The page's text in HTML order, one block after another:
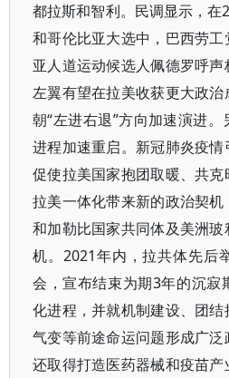
都拉斯和智利。民调显示，在
和哥伦比亚大选中，巴西劳
亚人道运动候选人佩德罗呼声
左翼有望在拉美收获更大政
朝“左进右退”方向加速演进
进程加速重启。新冠肺炎疫
促使拉美国家抱团取暖、共
拉美一体化带来新的政治契
和加勒比国家共同体及美洲
机。2021年内，拉共体先后
会，宣布结束为期3年的沉寂
化进程，并就机制建设、团
气变等前途命运问题形成广泛
还取得打造医药器械和疫苗